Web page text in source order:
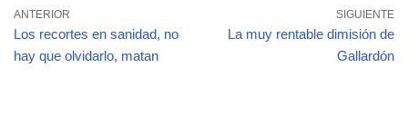
ANTERIOR
Los recortes en sanidad, no
hay que olvidarlo, matan
SIGUIENTE
La muy rentable dimisión de
Gallardón